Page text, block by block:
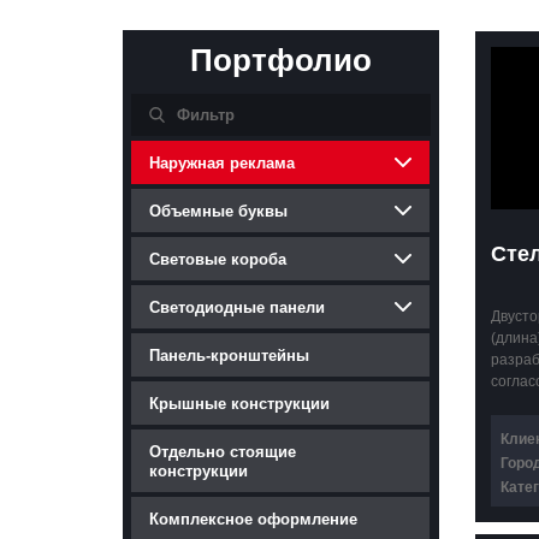
округ
Портфолио
Наружная реклама
Объемные буквы
Световые короба
Светодиодные панели
Панель-кронштейны
Крышные конструкции
Отдельно стоящие
конструкции
Комплексное оформление